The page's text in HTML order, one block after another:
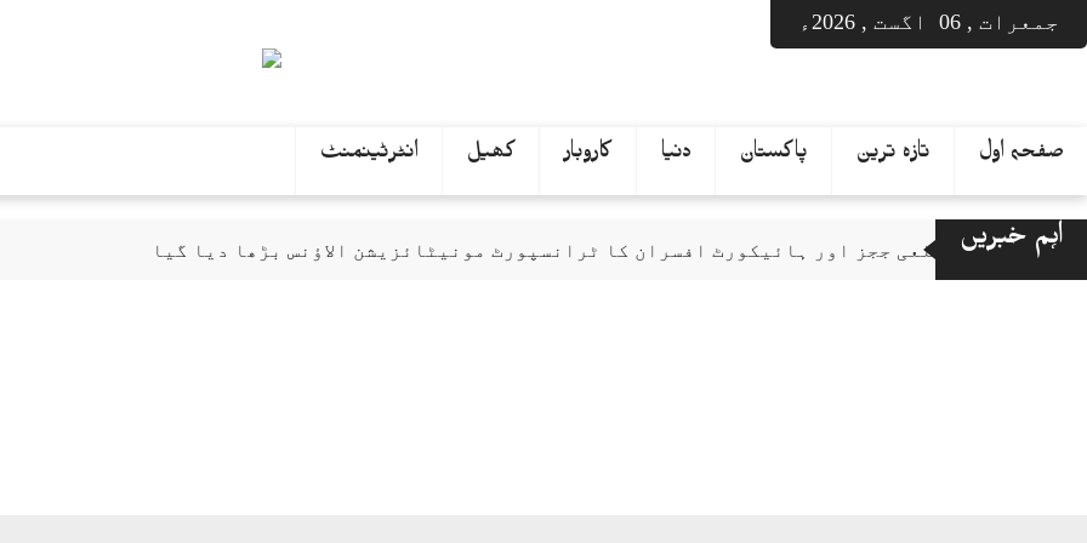
to
جمعرات , 06 اگست , 2026ء
صفحہ اول تازہ ترین پاکستان دنیا کاروبار کھیل انٹرٹینمنٹ
اہم خبریں
اسلام آباد: ضلعی ججز اور ہائیکورٹ افسران کا ٹرانسپورٹ مونیٹائزیشن الاؤنس بڑھا دیا گیا